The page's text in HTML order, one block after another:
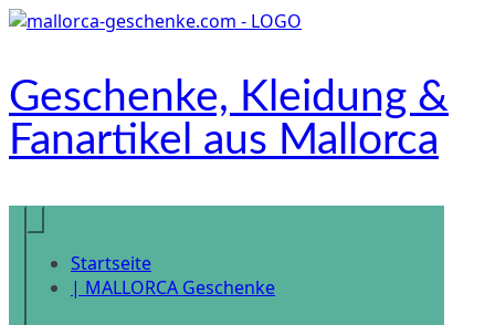
Zum
Geschenke, Kleidung &
Fanartikel aus Mallorca
Onlineshop
Startseite
| MALLORCA Geschenke